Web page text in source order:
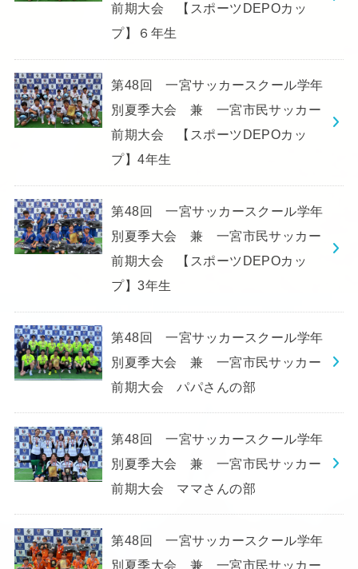
前期大会 【スポーツDEPOカッ
プ】６年生
第48回 一宮サッカースクール学年
別夏季大会 兼 一宮市民サッカー
前期大会 【スポーツDEPOカッ
プ】4年生
第48回 一宮サッカースクール学年
別夏季大会 兼 一宮市民サッカー
前期大会 【スポーツDEPOカッ
プ】3年生
第48回 一宮サッカースクール学年
別夏季大会 兼 一宮市民サッカー
前期大会 パパさんの部
第48回 一宮サッカースクール学年
別夏季大会 兼 一宮市民サッカー
前期大会 ママさんの部
第48回 一宮サッカースクール学年
別夏季大会 兼 一宮市民サッカー